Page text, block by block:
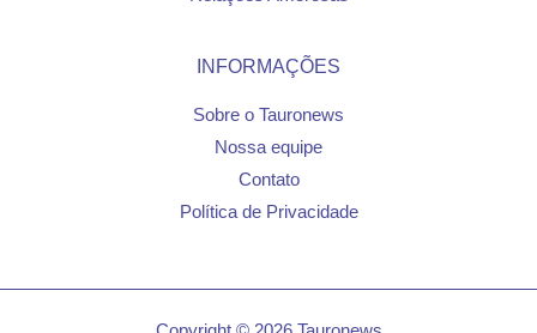
INFORMAÇÕES
Sobre o Tauronews
Nossa equipe
Contato
Política de Privacidade